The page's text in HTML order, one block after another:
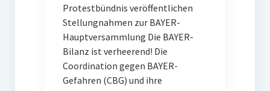
Protestbündnis veröffentlichen
Stellungnahmen zur BAYER-
Hauptversammlung Die BAYER-
Bilanz ist verheerend! Die
Coordination gegen BAYER-
Gefahren (CBG) und ihre